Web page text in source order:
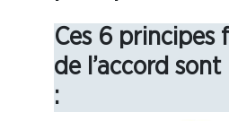
Ces 6 principes
de l’accord sont
: